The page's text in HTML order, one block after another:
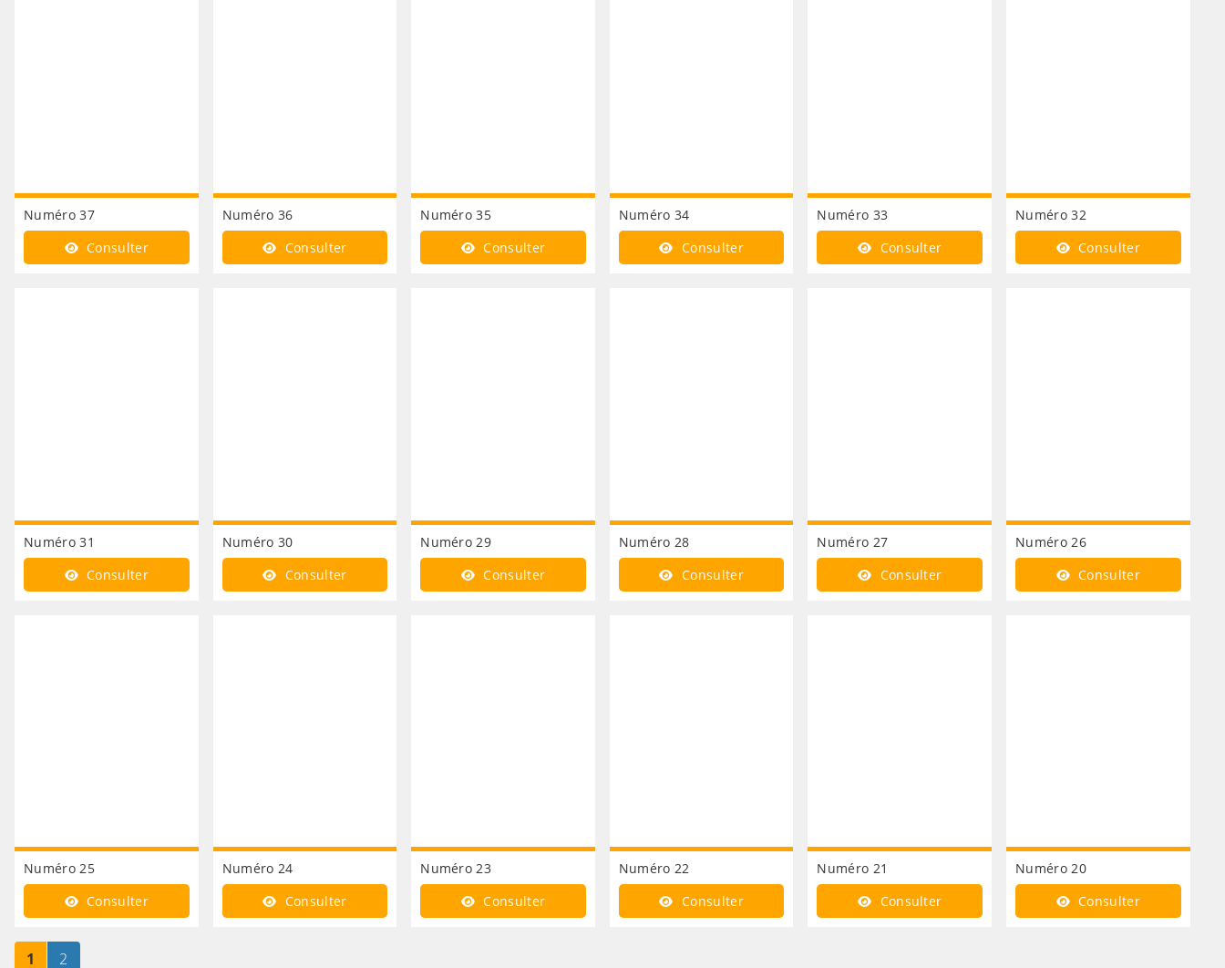
Numéro 37
Consulter
Numéro 36
Consulter
Numéro 35
Consulter
Numéro 34
Consulter
Numéro 33
Consulter
Numéro 32
Consulter
Numéro 31
Consulter
Numéro 30
Consulter
Numéro 29
Consulter
Numéro 28
Consulter
Numéro 27
Consulter
Numéro 26
Consulter
Numéro 25
Consulter
Numéro 24
Consulter
Numéro 23
Consulter
Numéro 22
Consulter
Numéro 21
Consulter
Numéro 20
Consulter
Page
1 sur 2Page
2